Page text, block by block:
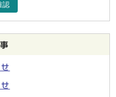
認